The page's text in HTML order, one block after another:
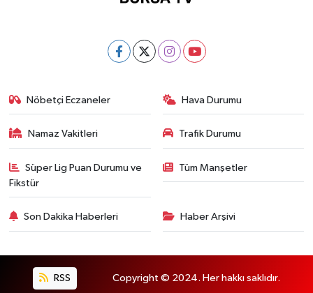
Nöbetçi Eczaneler Hava Durumu
Namaz Vakitleri Trafik Durumu
Süper Lig Puan Durumu ve
Fikstür
Tüm Manşetler
Son Dakika Haberleri Haber Arşivi
RSS Copyright © 2024. Her hakkı saklıdır.